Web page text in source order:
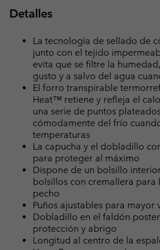
Detalles
La tecnología de sellado de
junto con el tejido
evita que se filtre la
gusto y a salvo del agua
El forro transpirable
Heat™ retiene y refleja el
una serie de puntos
cómodamente del frío
temperaturas
La capucha y el dobladillo
para proteger al máximo
Dispone de un bolsillo
bolsillos con cremallera para
pecho
Puños ajustables para mayor
Dobladillo en el faldón
protección y abrigo
Longitud al centro de la